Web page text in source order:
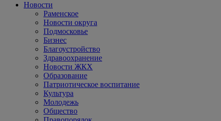
Новости
Раменское
Новости округа
Подмосковье
Бизнес
Благоустройство
Здравоохранение
Новости ЖКХ
Образование
Патриотическое воспитание
Культура
Молодежь
Общество